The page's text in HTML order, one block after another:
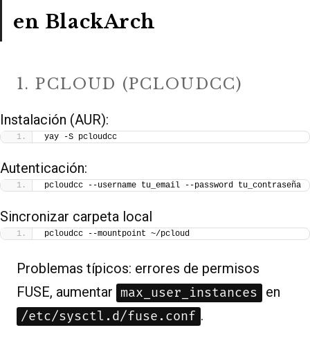
en BlackArch
1. PCLOUD (PCLOUDCC)
Instalación (AUR):
yay -S pcloudcc
Autenticación:
pcloudcc --username tu_email --password tu_contraseña
Sincronizar carpeta local
pcloudcc --mountpoint ~/pcloud
Problemas típicos: errores de permisos
FUSE, aumentar max_user_instances en
/etc/sysctl.d/fuse.conf .